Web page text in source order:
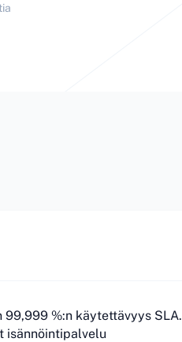
%:n käytettävyys SLA.
isännöintipalvelu